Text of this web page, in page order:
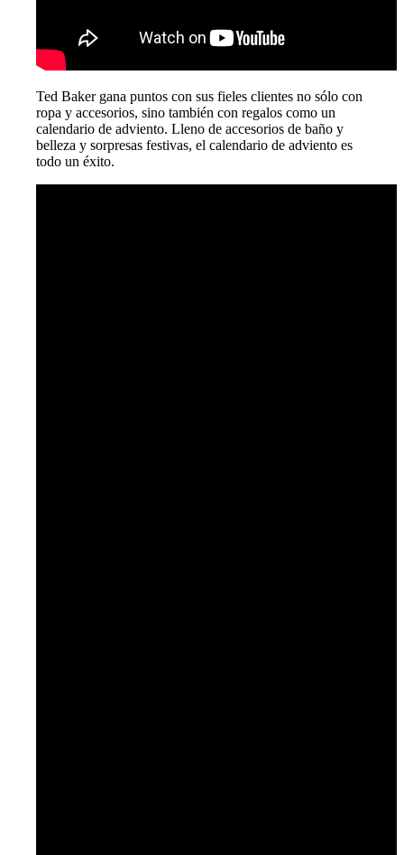
Ted Baker gana puntos con sus fieles clientes no sólo con
ropa y accesorios, sino también con regalos como un
calendario de adviento. Lleno de accesorios de baño y
belleza y sorpresas festivas, el calendario de adviento es
todo un éxito.